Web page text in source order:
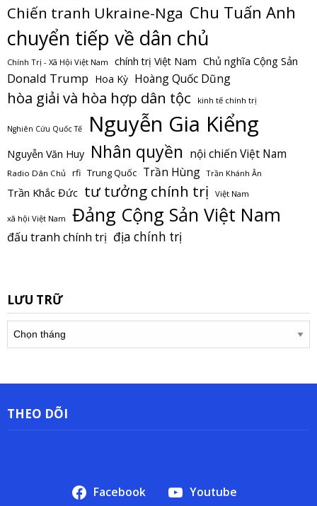
Chiến tranh Ukraine-Nga Chu Tuấn Anh
chuyển tiếp về dân chủ
Chính Trị - Xã Hội Việt Nam chính trị Việt Nam Chủ nghĩa Cộng Sản
Donald Trump Hoa Kỳ Hoàng Quốc Dũng
hòa giải và hòa hợp dân tộc kinh tế chính trị
Nghiên Cứu Quốc Tế Nguyễn Gia Kiểng
Nguyễn Văn Huy Nhân quyền nội chiến Việt Nam
Radio Dân Chủ rfi Trung Quốc Trần Hùng Trần Khánh Ân
Trần Khắc Đức tư tưởng chính trị Việt Nam
xã hội Việt Nam Đảng Cộng Sản Việt Nam
đấu tranh chính trị địa chính trị
LƯU TRỮ
trữ
THEO DÕI
Facebook Youtube